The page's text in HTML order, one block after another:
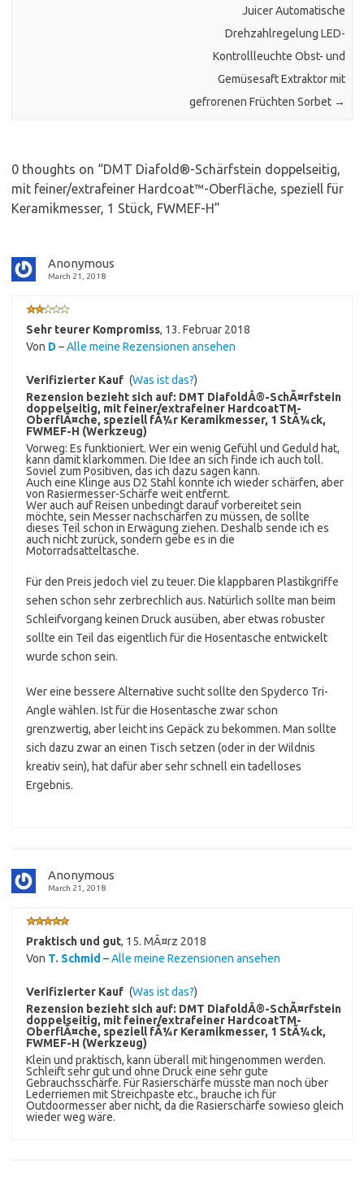
Juicer Automatische
Drehzahlregelung LED-
Kontrollleuchte Obst- und
Gemüsesaft Extraktor mit
gefrorenen Früchten Sorbet →
0 thoughts on “DMT Diafold®-Schärfstein doppelseitig,
mit feiner/extrafeiner Hardcoat™-Oberfläche, speziell für
Keramikmesser, 1 Stück, FWMEF-H”
Anonymous
March 21, 2018
Sehr teurer Kompromiss, 13. Februar 2018
Von D –Alle meine Rezensionen ansehen
Verifizierter Kauf (Was ist das?)
Rezension bezieht sich auf: DMT DiafoldÂ®-SchÃ¤rfstein
doppelseitig, mit feiner/extrafeiner HardcoatTM-
OberflÃ¤che, speziell fÃ¼r Keramikmesser, 1 StÃ¼ck,
FWMEF-H (Werkzeug)
Vorweg: Es funktioniert. Wer ein wenig Gefühl und Geduld hat,
kann damit klarkommen. Die Idee an sich finde ich auch toll.
Soviel zum Positiven, das ich dazu sagen kann.
Auch eine Klinge aus D2 Stahl konnte ich wieder schärfen, aber
von Rasiermesser-Schärfe weit entfernt.
Wer auch auf Reisen unbedingt darauf vorbereitet sein
möchte, sein Messer nachschärfen zu müssen, de sollte
dieses Teil schon in Erwägung ziehen. Deshalb sende ich es
auch nicht zurück, sondern gebe es in die
Motorradsatteltasche.
Für den Preis jedoch viel zu teuer. Die klappbaren Plastikgriffe
sehen schon sehr zerbrechlich aus. Natürlich sollte man beim
Schleifvorgang keinen Druck ausüben, aber etwas robuster
sollte ein Teil das eigentlich für die Hosentasche entwickelt
wurde schon sein.
Wer eine bessere Alternative sucht sollte den Spyderco Tri-
Angle wählen. Ist für die Hosentasche zwar schon
grenzwertig, aber leicht ins Gepäck zu bekommen. Man sollte
sich dazu zwar an einen Tisch setzen (oder in der Wildnis
kreativ sein), hat dafür aber sehr schnell ein tadelloses
Ergebnis.
Anonymous
March 21, 2018
Praktisch und gut, 15. MÃ¤rz 2018
Von T. Schmid –Alle meine Rezensionen ansehen
Verifizierter Kauf (Was ist das?)
Rezension bezieht sich auf: DMT DiafoldÂ®-SchÃ¤rfstein
doppelseitig, mit feiner/extrafeiner HardcoatTM-
OberflÃ¤che, speziell fÃ¼r Keramikmesser, 1 StÃ¼ck,
FWMEF-H (Werkzeug)
Klein und praktisch, kann überall mit hingenommen werden.
Schleift sehr gut und ohne Druck eine sehr gute
Gebrauchsschärfe. Für Rasierschärfe müsste man noch über
Lederriemen mit Streichpaste etc., brauche ich für
Outdoormesser aber nicht, da die Rasierschärfe sowieso gleich
wieder weg wäre.